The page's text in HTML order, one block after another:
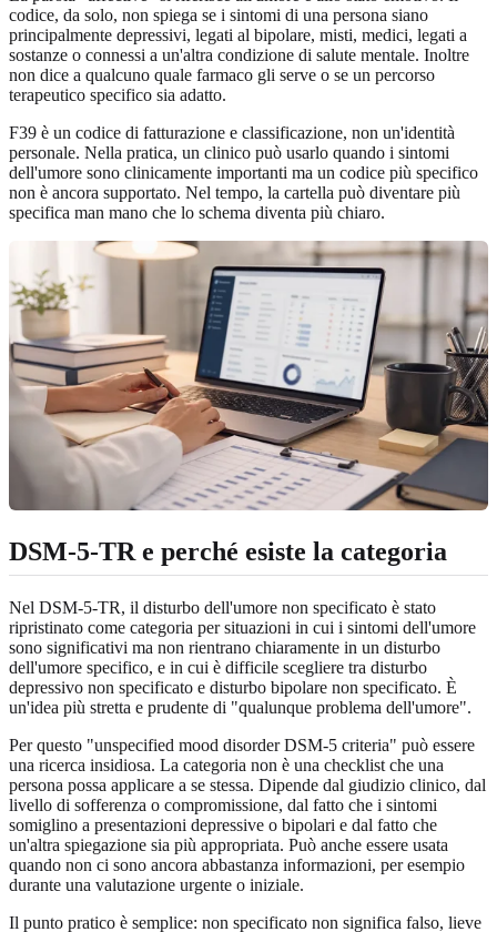
codice, da solo, non spiega se i sintomi di una persona siano
principalmente depressivi, legati al bipolare, misti, medici, legati a
sostanze o connessi a un'altra condizione di salute mentale. Inoltre
non dice a qualcuno quale farmaco gli serve o se un percorso
terapeutico specifico sia adatto.
F39 è un codice di fatturazione e classificazione, non un'identità
personale. Nella pratica, un clinico può usarlo quando i sintomi
dell'umore sono clinicamente importanti ma un codice più specifico
non è ancora supportato. Nel tempo, la cartella può diventare più
specifica man mano che lo schema diventa più chiaro.
DSM-5-TR e perché esiste la categoria
Nel DSM-5-TR, il disturbo dell'umore non specificato è stato
ripristinato come categoria per situazioni in cui i sintomi dell'umore
sono significativi ma non rientrano chiaramente in un disturbo
dell'umore specifico, e in cui è difficile scegliere tra disturbo
depressivo non specificato e disturbo bipolare non specificato. È
un'idea più stretta e prudente di "qualunque problema dell'umore".
Per questo "unspecified mood disorder DSM-5 criteria" può essere
una ricerca insidiosa. La categoria non è una checklist che una
persona possa applicare a se stessa. Dipende dal giudizio clinico, dal
livello di sofferenza o compromissione, dal fatto che i sintomi
somiglino a presentazioni depressive o bipolari e dal fatto che
un'altra spiegazione sia più appropriata. Può anche essere usata
quando non ci sono ancora abbastanza informazioni, per esempio
durante una valutazione urgente o iniziale.
Il punto pratico è semplice: non specificato non significa falso, lieve